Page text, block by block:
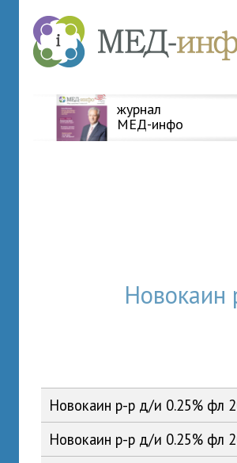
журнал
МЕД-инфо
Новокаин р-р д/и 0.25% фл
Новокаин р-р д/и 0.25% фл